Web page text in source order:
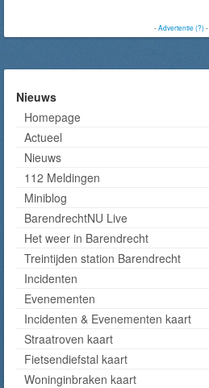
-Advertentie (?)-
Nieuws
Homepage
Actueel
Nieuws
112 Meldingen
Miniblog
BarendrechtNU Live
Het weer in Barendrecht
Treintijden station Barendrecht
Incidenten
Evenementen
Incidenten & Evenementen kaart
Straatroven kaart
Fietsendiefstal kaart
Woninginbraken kaart